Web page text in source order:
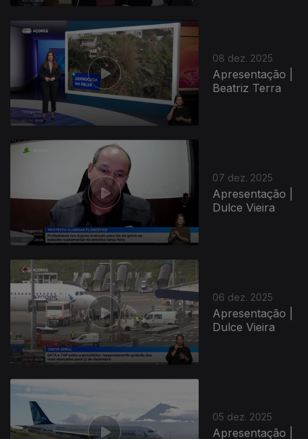
08 dez. 2025
Apresentação |
Beatriz Terra
07 dez. 2025
Apresentação |
Dulce Vieira
06 dez. 2025
Apresentação |
Dulce Vieira
05 dez. 2025
Apresentação |